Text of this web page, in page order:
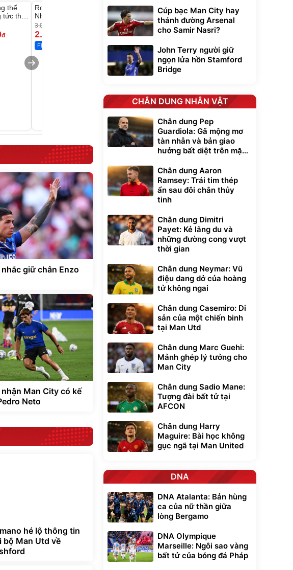
thể
tức thì
đ
Robot Hút Bụi Lau
Nhà - D2-001 -
Thông Minh
3.000.000
2.200.000
Flash Sale
Vali Bamozo
Khung Nhôm
9066 Size
20/24/28 Cao Cấp
1.000.000đ
825.000đ
Flash Sale
Lót ghế ôtô, nâng
trong di chuyển
295.000đ
giữ chân Enzo
nhận Man City có kế
Neto
hé lộ thông tin
bộ Man Utd về
Cúp bạc Man City hay
thánh đường Arsenal
cho Samir Nasri?
John Terry người giữ
ngọn lửa hồn Stamford
Bridge
CHÂN DUNG NHÂN VẬT
Chân dung Pep
Guardiola: Gã mộng mơ
tàn nhẫn và bản giao
hưởng bất diệt trên mặt
Chân dung Aaron
Ramsey: Trái tim thép
ẩn sau đôi chân thủy
tinh
Chân dung Dimitri
Payet: Kẻ lãng du và
những đường cong vượt
thời gian
Chân dung Neymar: Vũ
điệu dang dở của hoàng
tử không ngai
Chân dung Casemiro: Di
sản của một chiến binh
tại Man Utd
Chân dung Marc Guehi:
Mảnh ghép lý tưởng cho
Man City
Chân dung Sadio Mane:
Tượng đài bất tử tại
AFCON
Chân dung Harry
Maguire: Bài học không
gục ngã tại Man United
DNA
DNA Atalanta: Bản hùng
ca của nữ thần giữa
lòng Bergamo
DNA Olympique
Marseille: Ngôi sao vàng
bất tử của bóng đá Pháp